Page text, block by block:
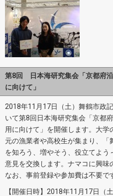
第8回 日本海研究集会「京都府
に向けて」
2018年11月17日（土）舞鶴市政
いて第8回日本海研究集会「京都
用に向けて」を開催します。大
元の漁業者や高校生が集まり、「
を知ろう、増やそう、役立てよ
意見を交換します。ナマコに興味
なお、事前登録や参加費は不要で
【開催日時】2018年11月17日（